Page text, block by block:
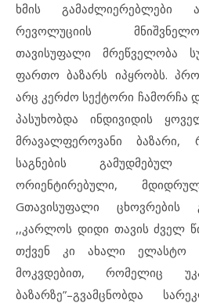
ხმის გამაძლიერებლები
რევოლუციის
თავისუფალი
ფართო ბაზარს იპყრობს.
არც კერძო სექტორი ჩამორჩა
პასუხობდა ინდივიდის
მრავალფეროვანი ბაზარი,
საგნების გამუდმებულ
ორიენტირებული,
Gთავისუფალი ცხოვრების
,,კარლოს დიდი თავის ძველ
თქვენ კი ახალი ელასტო
მოკვდებით, რომელიც
ბაზარზე”–გვამცნობდა